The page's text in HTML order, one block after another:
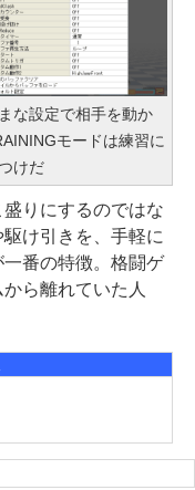
な設定で相手を動か
モードは練習に
けだ
りにするのではな
け引きを、手軽に
番の特徴。格闘ゲ
ら離れていた人